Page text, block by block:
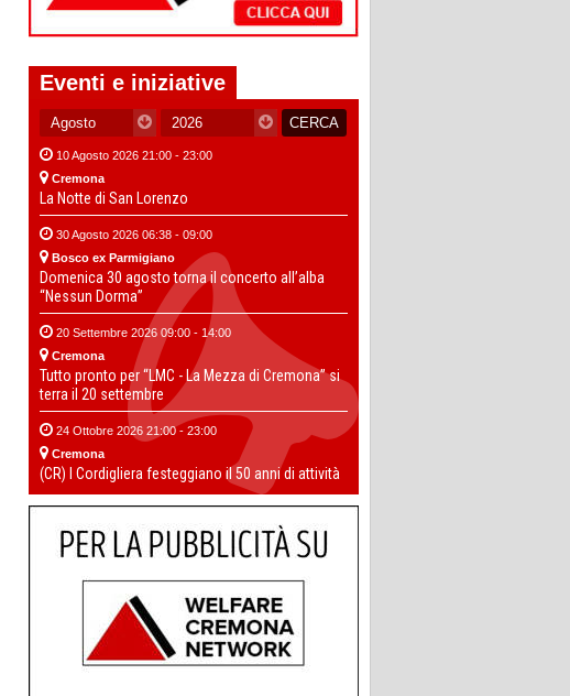
Eventi e iniziative
10 Agosto 2026 21:00 - 23:00
Cremona
La Notte di San Lorenzo
30 Agosto 2026 06:38 - 09:00
Bosco ex Parmigiano
Domenica 30 agosto torna il concerto all’alba
“Nessun Dorma”
20 Settembre 2026 09:00 - 14:00
Cremona
Tutto pronto per “LMC - La Mezza di Cremona” si
terra il 20 settembre
24 Ottobre 2026 21:00 - 23:00
Cremona
(CR) I Cordigliera festeggiano il 50 anni di attività